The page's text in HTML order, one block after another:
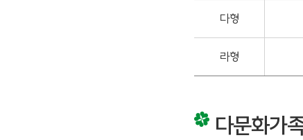
다형
라형
다문화가